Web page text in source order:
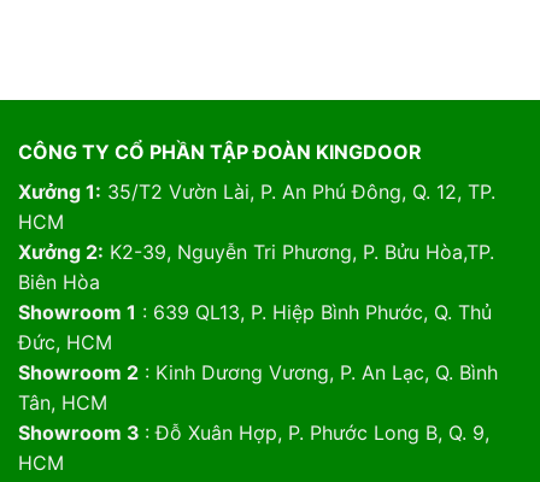
CÔNG TY CỔ PHẦN TẬP ĐOÀN KINGDOOR
Xưởng 1: 35/T2 Vườn Lài, P. An Phú Đông, Q. 12, TP.
HCM
Xưởng 2: K2-39, Nguyễn Tri Phương, P. Bửu Hòa,TP.
Biên Hòa
Showroom 1 : 639 QL13, P. Hiệp Bình Phước, Q. Thủ
Đức, HCM
Showroom 2: Kinh Dương Vương, P. An Lạc, Q. Bình
Tân, HCM
Showroom 3 : Đỗ Xuân Hợp, P. Phước Long B, Q. 9,
HCM